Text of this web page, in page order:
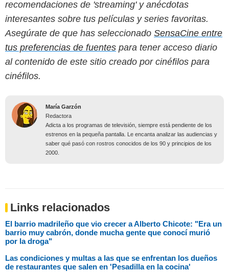
recomendaciones de 'streaming' y anécdotas
interesantes sobre tus películas y series favoritas.
Asegúrate de que has seleccionado SensaCine entre
tus preferencias de fuentes para tener acceso diario
al contenido de este sitio creado por cinéfilos para
cinéfilos.
María Garzón
Redactora
Adicta a los programas de televisión, siempre está pendiente de los
estrenos en la pequeña pantalla. Le encanta analizar las audiencias y
saber qué pasó con rostros conocidos de los 90 y principios de los
2000.
Links relacionados
El barrio madrileño que vio crecer a Alberto Chicote: "Era un
barrio muy cabrón, donde mucha gente que conocí murió
por la droga"
Las condiciones y multas a las que se enfrentan los dueños
de restaurantes que salen en 'Pesadilla en la cocina'